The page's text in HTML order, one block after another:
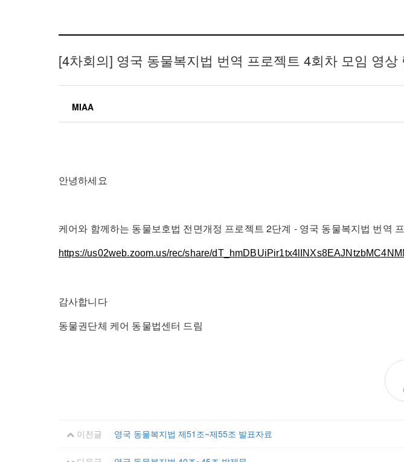
[4차회의] 영국 동물복지법 번역 프로젝트 4회차 모임 영상
MIAA
안녕하세요
케어와 함께하는 동물보호법 전면개정 프로젝트 2단계 - 영국 동물복지법 번역
https://us02web.zoom.us/rec/share/
감사합니다
동물권단체 케어 동물법센터 드림
이전글 영국 동물복지법 제51조~제55조 발표자료